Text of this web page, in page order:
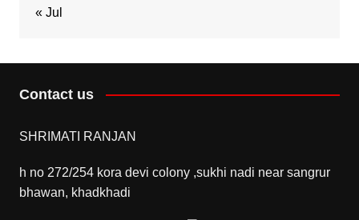
« Jul
Contact us
SHRIMATI RANJAN
h no 272/254 kora devi colony ,sukhi nadi near sangrur
bhawan, khadkhadi